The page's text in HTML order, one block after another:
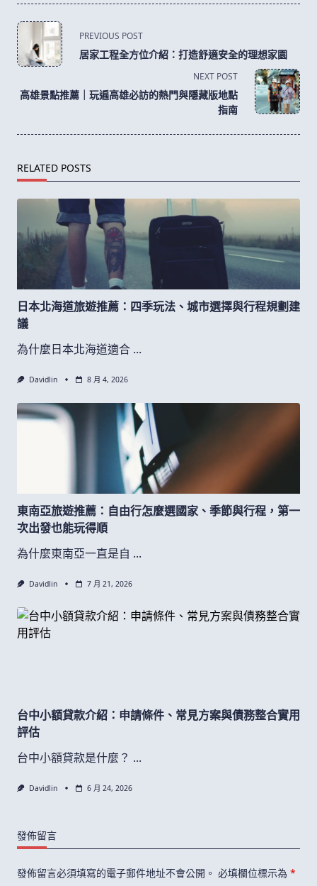
<span
class="nav-
subtitle
reader-
PREVIOUS POST
居家工程全方位介紹：打造舒適安全的理想家園
NEXT POST
高雄景點推薦｜玩遍高雄必訪的熱門與隱藏版地點
指南
RELATED POSTS
日本北海道旅遊推薦：四季玩法、城市選擇與行程規劃建
議
為什麼日本北海道適合 ...
Davidlin 8 月 4, 2026
東南亞旅遊推薦：自由行怎麼選國家、季節與行程，第一
次出發也能玩得順
為什麼東南亞一直是自 ...
Davidlin 7 月 21, 2026
台中小額貸款介紹：申請條件、常見方案與債務整合實用
評估
台中小額貸款是什麼？ ...
Davidlin 6 月 24, 2026
發佈留言
發佈留言必須填寫的電子郵件地址不會公開。 必填欄位標示為 *